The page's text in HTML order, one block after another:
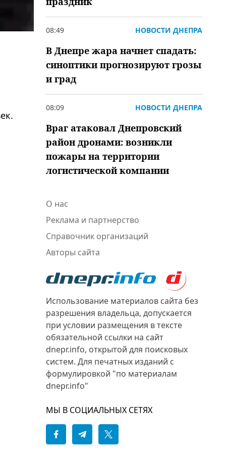
08:49 НОВОСТИ ДНЕПРА
В Днепре жара начнет спадать:
синоптики прогнозируют грозы
и град
08:09 НОВОСТИ ДНЕПРА
Враг атаковал Днепровский
район дронами: возникли
пожары на территории
логистической компании
О нас
Реклама и партнерство
Справочник организаций
Авторы сайта
Использование материалов сайта без
разрешения владельца, допускается
при условии размещения в тексте
обязательной ссылки на сайт
dnepr.info, открытой для поисковых
систем. Для печатных изданий с
формулировкой "по материалам
dnepr.info"
МЫ В СОЦИАЛЬНЫХ СЕТЯХ